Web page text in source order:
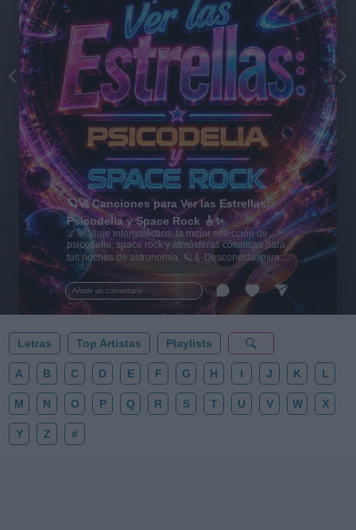
Añadir un comentario ...
🪐🚀 Canciones para Ver las Estrellas:
Psicodelia y Space Rock 🎸✨
🌌🚀 Viaje intergaláctico: la mejor selección de
psicodelia, space rock y atmósferas cósmicas para
tus noches de astronomía. 🪐🎸 Desconecta, mira
al firmamento y siente la gravedad cero. 💾 ¡Guarda
esta colección para tu próxima noche estrellada!
✨⭐
Letras Top Artistas Playlists
A B C D E F G H I J K L
M N O P Q R S T U V W X
Y Z #